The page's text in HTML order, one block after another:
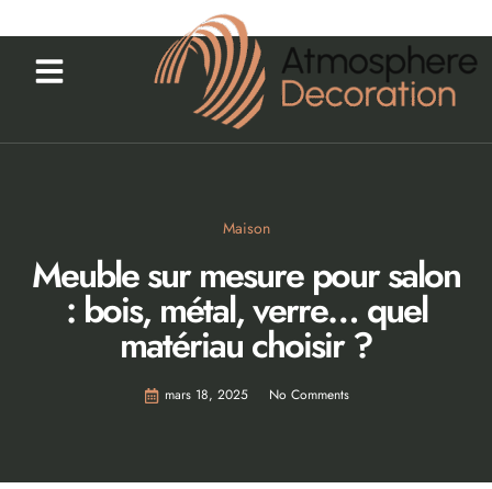
Maison
Meuble sur mesure pour salon
: bois, métal, verre… quel
matériau choisir ?
mars 18, 2025 No Comments